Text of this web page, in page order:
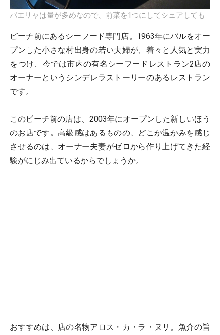
パエリャは量が多めなので、前菜を1つにしてシェアしても
ビーチ前にあるシーフード専門店。1963年にバルをオー
プンした小さな村出身の若い夫婦が、着々と人気と実力
をつけ、今では市内の有名シーフードレストラン2店の
オーナーというシンデレラストーリーのあるレストラン
です。
このビーチ前の店は、2003年にオープンした新しいほう
のお店です。高級感はあるものの、どこか温かみを感じ
させるのは、オーナー夫妻がゼロから作り上げてきた経
験がにじみ出ているからでしょうか。
おすすめは、店の名物アロス・カ・ラ・ヌリ。魚介の旨